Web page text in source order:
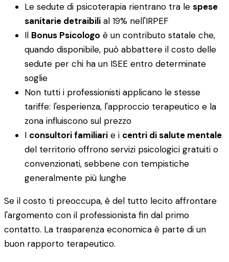
Le sedute di psicoterapia rientrano tra le spese
sanitarie detraibili al 19% nell'IRPEF
Il Bonus Psicologo è un contributo statale che,
quando disponibile, può abbattere il costo delle
sedute per chi ha un ISEE entro determinate
soglie
Non tutti i professionisti applicano le stesse
tariffe: l'esperienza, l'approccio terapeutico e la
zona influiscono sul prezzo
I consultori familiari e i centri di salute mentale
del territorio offrono servizi psicologici gratuiti o
convenzionati, sebbene con tempistiche
generalmente più lunghe
Se il costo ti preoccupa, è del tutto lecito affrontare
l'argomento con il professionista fin dal primo
contatto. La trasparenza economica è parte di un
buon rapporto terapeutico.